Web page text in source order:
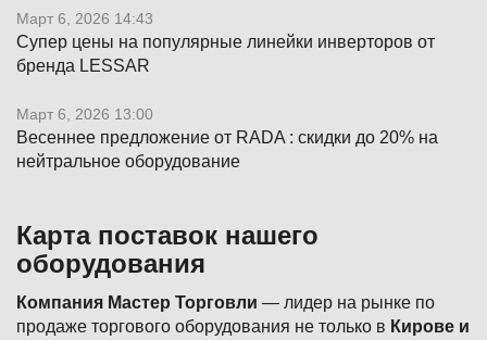
Март 6, 2026 14:43
Супер цены на популярные линейки инверторов от
бренда LESSAR
Март 6, 2026 13:00
Весеннее предложение от RADA : скидки до 20% на
нейтральное оборудование
Карта поставок нашего
оборудования
Компания Мастер Торговли — лидер на рынке по
продаже торгового оборудования не только в Кирове и